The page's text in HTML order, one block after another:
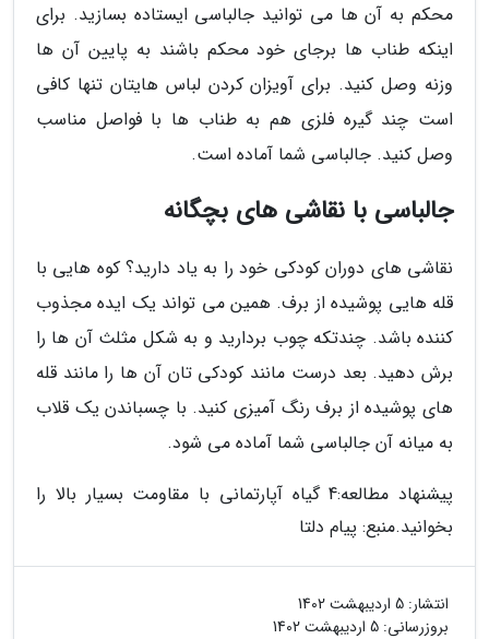
محکم به آن ها می توانید جالباسی ایستاده بسازید. برای
اینکه طناب ها برجای خود محکم باشند به پایین آن ها
وزنه وصل کنید. برای آویزان کردن لباس هایتان تنها کافی
است چند گیره فلزی هم به طناب ها با فواصل مناسب
وصل کنید. جالباسی شما آماده است.
جالباسی با نقاشی های بچگانه
نقاشی های دوران کودکی خود را به یاد دارید؟ کوه هایی با
قله هایی پوشیده از برف. همین می تواند یک ایده مجذوب
کننده باشد. چندتکه چوب بردارید و به شکل مثلث آن ها را
برش دهید. بعد درست مانند کودکی تان آن ها را مانند قله
های پوشیده از برف رنگ آمیزی کنید. با چسباندن یک قلاب
به میانه آن جالباسی شما آماده می شود.
پیشنهاد مطالعه:4 گیاه آپارتمانی با مقاومت بسیار بالا را
بخوانید.منبع: پیام دلتا
انتشار: 5 اردیبهشت 1402
بروزرسانی: 5 اردیبهشت 1402